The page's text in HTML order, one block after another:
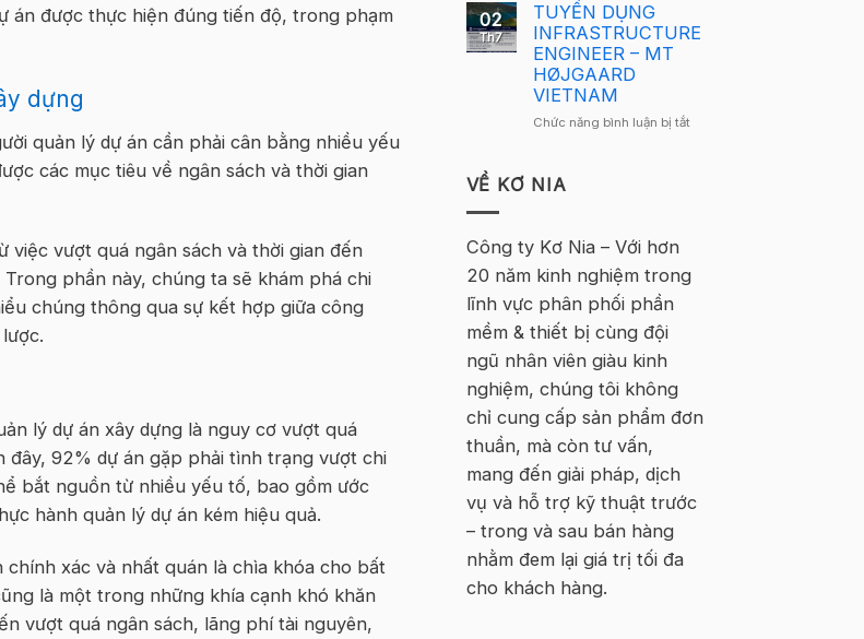
án được thực hiện đúng tiến độ, trong phạm
dựng
quản lý dự án cần phải cân bằng nhiều yếu
các mục tiêu về ngân sách và thời gian
việc vượt quá ngân sách và thời gian đến
phần này, chúng ta sẽ khám phá chi
chúng thông qua sự kết hợp giữa công
lý dự án xây dựng là nguy cơ vượt quá
đây, 92% dự án gặp phải tình trạng vượt chi
bắt nguồn từ nhiều yếu tố, bao gồm ước
hành quản lý dự án kém hiệu quả.
chính xác và nhất quán là chìa khóa cho bất
là một trong những khía cạnh khó khăn
vượt quá ngân sách, lãng phí tài nguyên,
tại
tuyển
Tekla
–
02
Th7
TUYỂN DỤNG
INFRASTRUCTURE
ENGINEER – MT
HØJGAARD
VIETNAM
Chức năng bình luận bị tắtở
VIETNAM
VỀ KƠ NIA
Công ty Kơ Nia – Với hơn
20 năm kinh nghiệm trong
lĩnh vực phân phối phần
mềm & thiết bị cùng đội
ngũ nhân viên giàu kinh
nghiệm, chúng tôi không
chỉ cung cấp sản phẩm đơn
thuần, mà còn tư vấn,
mang đến giải pháp, dịch
vụ và hỗ trợ kỹ thuật trước
– trong và sau bán hàng
nhằm đem lại giá trị tối đa
cho khách hàng.